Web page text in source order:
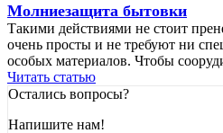
Молниезащита бытовки
Такими действиями не стоит
очень просты и не требуют ни
особых материалов. Чтобы
Читать статью
Остались вопросы?
Напишите нам!